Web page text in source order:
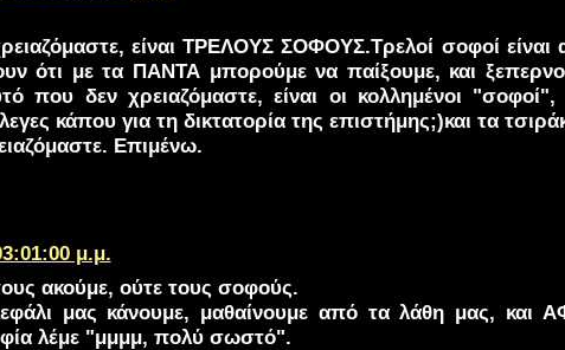
είναι ΤΡΕΛΟΥΣ ΣΟΦΟΥΣ.Τρελοί σοφοί είναι
ότι με τα ΠΑΝΤΑ μπορούμε να παίξουμε, και
που δεν χρειαζόμαστε, είναι οι κολλημένοι "σοφοί",
κάπου για τη δικτατορία της επιστήμης;)και τα
Επιμένω.
μ.μ.
ακούμε, ούτε τους σοφούς.
μας κάνουμε, μαθαίνουμε από τα λάθη μας, και
λέμε "μμμμ, πολύ σωστό".